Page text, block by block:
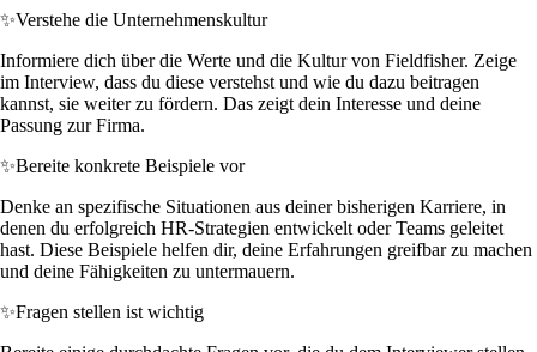
✨Verstehe die Unternehmenskultur
Informiere dich über die Werte und die Kultur von Fieldfisher. Zeige
im Interview, dass du diese verstehst und wie du dazu beitragen
kannst, sie weiter zu fördern. Das zeigt dein Interesse und deine
Passung zur Firma.
✨Bereite konkrete Beispiele vor
Denke an spezifische Situationen aus deiner bisherigen Karriere, in
denen du erfolgreich HR-Strategien entwickelt oder Teams geleitet
hast. Diese Beispiele helfen dir, deine Erfahrungen greifbar zu machen
und deine Fähigkeiten zu untermauern.
✨Fragen stellen ist wichtig